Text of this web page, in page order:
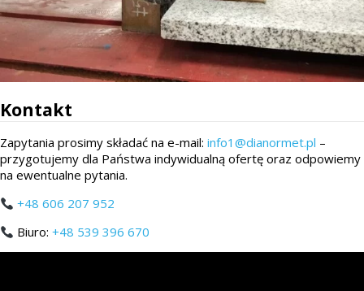
Kontakt
Zapytania prosimy składać na e-mail: info1@dianormet.pl –
przygotujemy dla Państwa indywidualną ofertę oraz odpowiemy
na ewentualne pytania.
+48 606 207 952
Biuro:+48 539 396 670